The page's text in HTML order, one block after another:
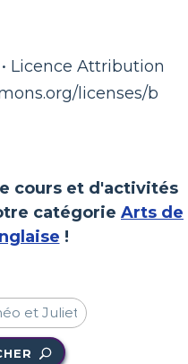
Licence Attribution
licenses/b
cours et d'activités
catégorie Arts de
!